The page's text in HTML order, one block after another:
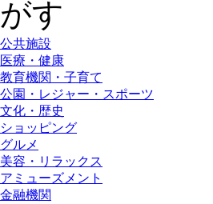
公共施設
医療・健康
教育機関・子育て
公園・レジャー・スポーツ
文化・歴史
ショッピング
グルメ
美容・リラックス
アミューズメント
金融機関